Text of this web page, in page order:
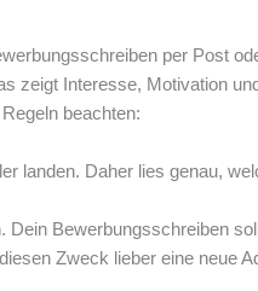
per Post
zeigt Interesse, Motivation
beachten:
landen. Daher lies genau,
Bewerbungsschreiben
Zweck lieber eine neue